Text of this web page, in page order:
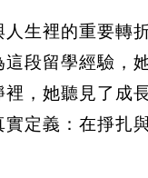
生裡的重要轉
段留學經驗，
，她聽見了成
定義：在掙扎